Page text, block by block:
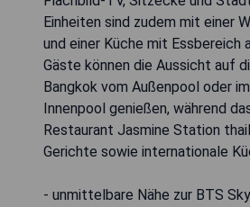
Einheiten sind zudem mit einer
und einer Küche mit
Gäste können die Aussicht auf
Bangkok vom Außenpool oder
Innenpool genießen, während
Restaurant Jasmine Station
Gerichte sowie internationale
- unmittelbare Nähe zur BTS